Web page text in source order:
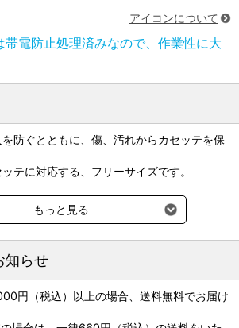
アイコンについて
帯電防止処理済みなので、作業性に大
防ぐとともに、傷、汚れからカセッテを保
テに対応する、フリーサイズです。
ー！＞
感染を防ぎますので、患者さんに安心感を
もっと見る
知らせ
円（税込）以上の場合、送料無料でお届け